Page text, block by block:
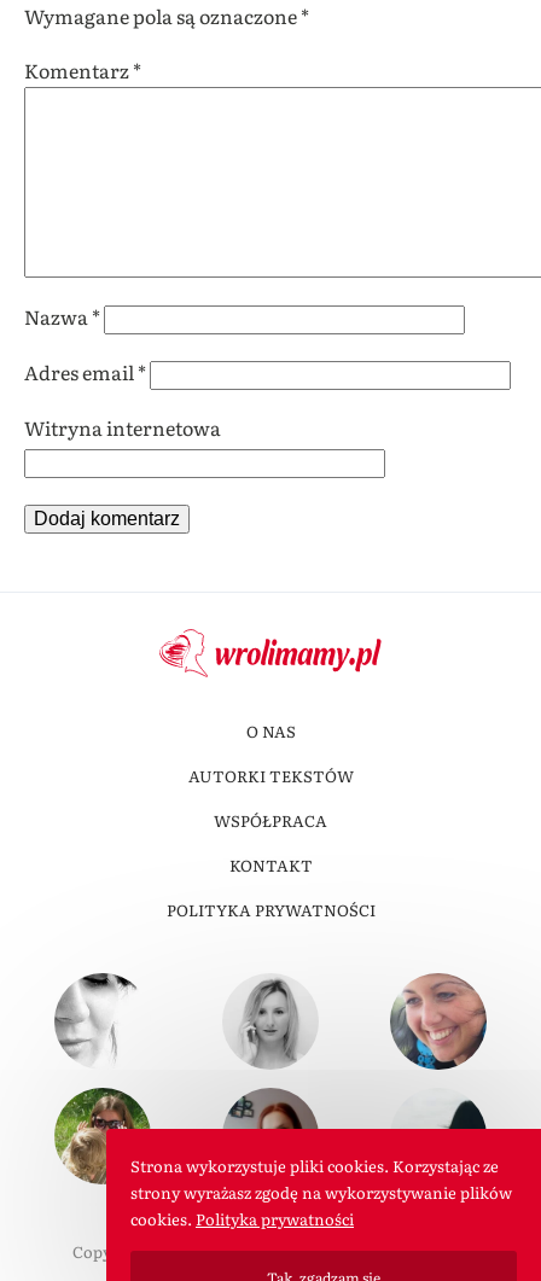
Wymagane pola są oznaczone*
Komentarz*
Nazwa *
Adres email *
Witryna internetowa
O NAS
AUTORKI TEKSTÓW
WSPÓŁPRACA
KONTAKT
POLITYKA PRYWATNOŚCI
Copyright © 2011-2026 W Roli Mamy. Wszelkie prawa
Strona wykorzystuje pliki cookies. Korzystając ze
strony wyrażasz zgodę na wykorzystywanie plików
cookies. Polityka prywatności